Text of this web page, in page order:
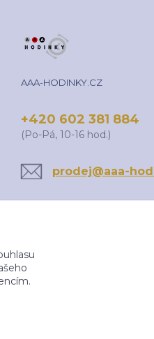
AAA-HODINKY.CZ
+420 602 381 884
(Po-Pá, 10-16 hod.)
prodej@aaa-